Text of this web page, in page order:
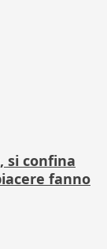
si confina
fanno